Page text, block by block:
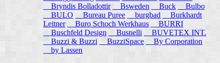
Bryndis Bolladottir
Bsweden Buck
Bulbo
BULO
Bureau Puree burgbad
Burkhardt
Leitner
Buro Schoch Werkhaus
BURRI
Buschfeld Design
Busnelli
BUVETEX INT.
Buzzi & Buzzi
BuzziSpace By Corporation
by Lassen